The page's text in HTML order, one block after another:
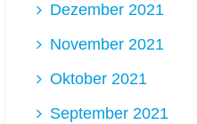
Dezember 2021
November 2021
Oktober 2021
September 2021